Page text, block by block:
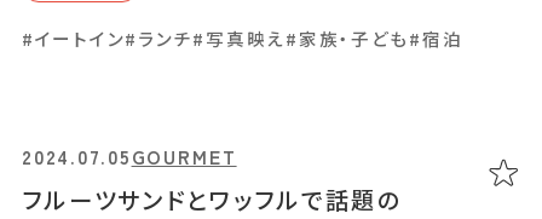
#イートイン#ランチ#写真映え#家族・子ども#宿泊
フルーツサンドとワッフルで話題の
2024.07.05GOURMET
パンと絶景
2024.04.16GOURMET